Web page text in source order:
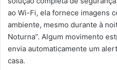
ao Wi-Fi, ela fornece imagens
ambiente, mesmo durante à
Noturna”. Algum movimento
envia automaticamente um
casa.